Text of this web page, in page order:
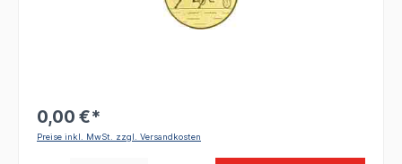
0,00 €*
Preise inkl. MwSt. zzgl. Versandkosten